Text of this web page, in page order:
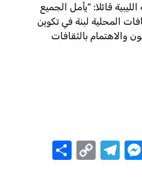
قائلا: “يأمل الجميع
المحلية لبنة في تكوين
والاهتمام بالثقافات
Messenger
Telegram
Copy